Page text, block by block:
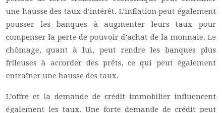
une hausse des taux d’intérêt. L’inflation peut également
pousser les banques à augmenter leurs taux pour
compenser la perte de pouvoir d’achat de la monnaie. Le
chômage, quant à lui, peut rendre les banques plus
frileuses à accorder des prêts, ce qui peut également
entraîner une hausse des taux.
L’offre et la demande de crédit immobilier influencent
également les taux. Une forte demande de crédit peut